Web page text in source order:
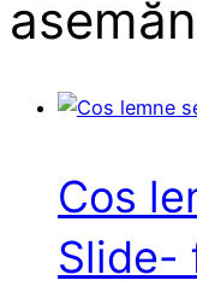
patinat,
4
Cos
Slide-